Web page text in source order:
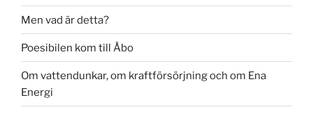
Men vad är detta?
Poesibilen kom till Åbo
Om vattendunkar, om kraftförsörjning och om Ena
Energi